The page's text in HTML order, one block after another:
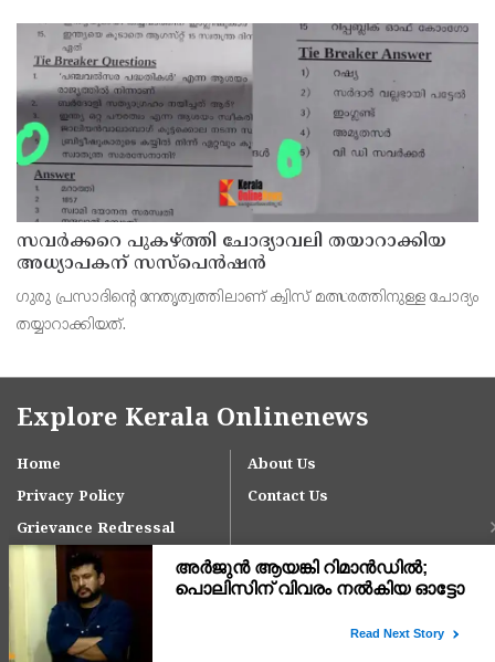
സവര്‍ക്കറെ പുകഴ്ത്തി ചോദ്യാവലി തയാറാക്കിയ
അധ്യാപകന് സസ്‌പെന്‍ഷന്‍
ഗുരു പ്രസാദിന്റെ നേതൃത്വത്തിലാണ് ക്വിസ് മത്സരത്തിനുള്ള ചോദ്യം
തയ്യാറാക്കിയത്.
Explore Kerala Onlinenews
Home
About Us
Privacy Policy
Contact Us
Grievance Redressal